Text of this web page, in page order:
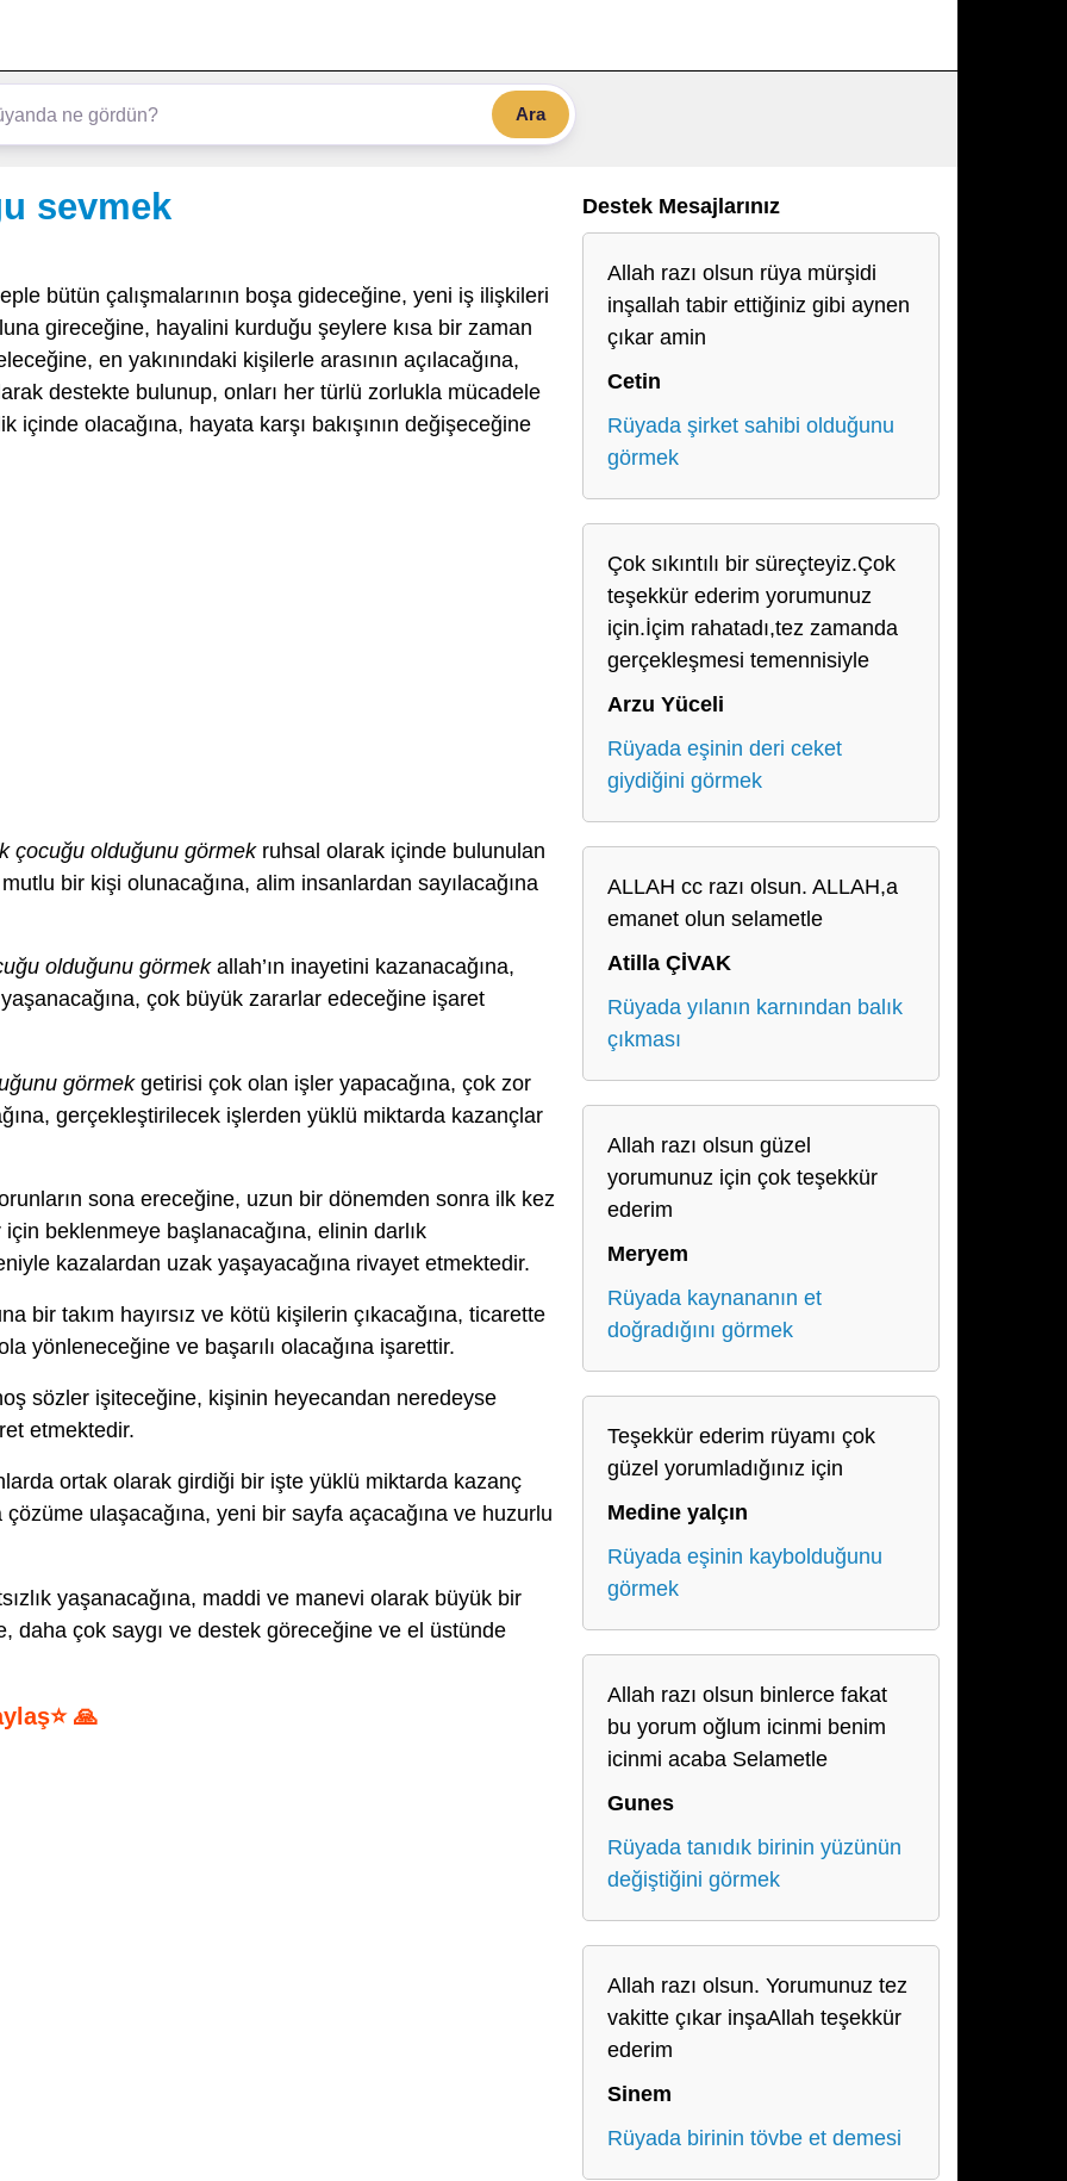
Ara
sevmek
bütün çalışmalarının boşa gideceğine, yeni iş ilişkileri
gireceğine, hayalini kurduğu şeylere kısa bir zaman
en yakınındaki kişilerle arasının açılacağına,
destekte bulunup, onları her türlü zorlukla mücadele
olacağına, hayata karşı bakışının değişeceğine
çocuğu olduğunu görmekruhsal olarak içinde bulunulan
bir kişi olunacağına, alim insanlardan sayılacağına
olduğunu görmekallah’ın inayetini kazanacağına,
çok büyük zararlar edeceğine işaret
görmekgetirisi çok olan işler yapacağına, çok zor
gerçekleştirilecek işlerden yüklü miktarda kazançlar
sona ereceğine, uzun bir dönemden sonra ilk kez
beklenmeye başlanacağına, elinin darlık
kazalardan uzak yaşayacağına rivayet etmektedir.
bir takım hayırsız ve kötü kişilerin çıkacağına, ticarette
yönleneceğine ve başarılı olacağına işarettir.
sözler işiteceğine, kişinin heyecandan neredeyse
etmektedir.
ortak olarak girdiği bir işte yüklü miktarda kazanç
ulaşacağına, yeni bir sayfa açacağına ve huzurlu
yaşanacağına, maddi ve manevi olarak büyük bir
daha çok saygı ve destek göreceğine ve el üstünde
🙏
Destek Mesajlarınız
Allah razı olsun rüya mürşidi
inşallah tabir ettiğiniz gibi aynen
çıkar amin
Cetin
Rüyada şirket sahibi olduğunu
görmek
Çok sıkıntılı bir süreçteyiz.Çok
teşekkür ederim yorumunuz
için.İçim rahatadı,tez zamanda
gerçekleşmesi temennisiyle
Arzu Yüceli
Rüyada eşinin deri ceket
giydiğini görmek
ALLAH cc razı olsun. ALLAH,a
emanet olun selametle
Atilla ÇİVAK
Rüyada yılanın karnından balık
çıkması
Allah razı olsun güzel
yorumunuz için çok teşekkür
ederim
Meryem
Rüyada kaynananın et
doğradığını görmek
Teşekkür ederim rüyamı çok
güzel yorumladığınız için
Medine yalçın
Rüyada eşinin kaybolduğunu
görmek
Allah razı olsun binlerce fakat
bu yorum oğlum icinmi benim
icinmi acaba Selametle
Gunes
Rüyada tanıdık birinin yüzünün
değiştiğini görmek
Allah razı olsun. Yorumunuz tez
vakitte çıkar inşaAllah teşekkür
ederim
Sinem
Rüyada birinin tövbe et demesi